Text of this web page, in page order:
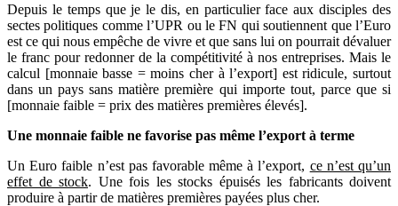
Depuis le temps que je le dis, en particulier face aux disciples des
sectes politiques comme l’UPR ou le FN qui soutiennent que l’Euro
est ce qui nous empêche de vivre et que sans lui on pourrait dévaluer
le franc pour redonner de la compétitivité à nos entreprises. Mais le
calcul [monnaie basse = moins cher à l’export] est ridicule, surtout
dans un pays sans matière première qui importe tout, parce que si
[monnaie faible = prix des matières premières élevés].
Une monnaie faible ne favorise pas même l’export à terme
Un Euro faible n’est pas favorable même à l’export, ce n’est qu’un
effet de stock. Une fois les stocks épuisés les fabricants doivent
produire à partir de matières premières payées plus cher.